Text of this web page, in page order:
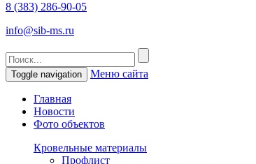
8 (383) 286-90-05
info@sib-ms.ru
Toggle navigation Меню сайта
Главная
Новости
Фото объектов
Кровельные материалы
Профлист